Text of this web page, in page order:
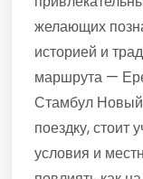
желающих
историей и
маршрута —
Стамбул
поездку, стоит
условия и